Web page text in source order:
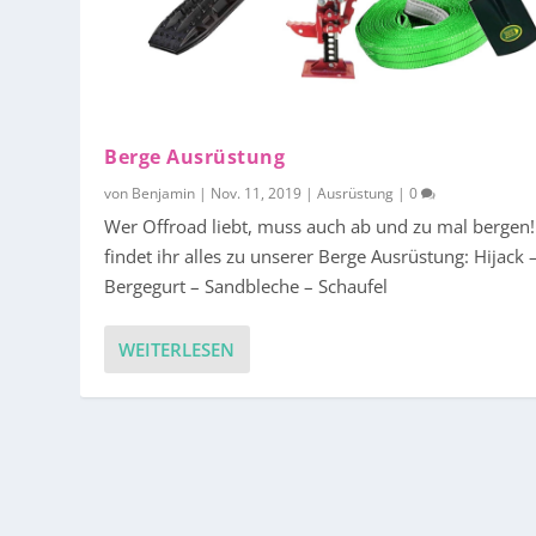
Berge Ausrüstung
von Benjamin | Nov. 11, 2019 |Ausrüstung |0
Wer Offroad liebt, muss auch ab und zu mal
findet ihr alles zu unserer Berge Ausrüstung: Hijack –
Bergegurt – Sandbleche – Schaufel
WEITERLESEN